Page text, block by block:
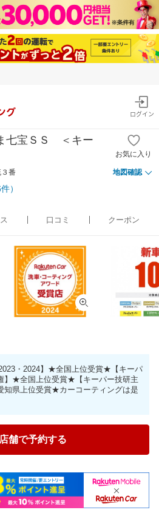
グ
ログイン
七宝ＳＳ ＜キー
お気に入り
番 地図確認
件）
口コミ クーポン
・2024】★全国上位受賞★【キーパ
】★全国上位受賞★【キーパー技研主
県上位受賞★カーコーティングは是
舗で予約する